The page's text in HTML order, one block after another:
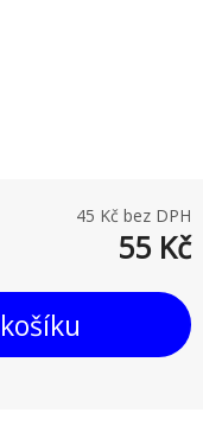
45 Kč bez DPH
55 Kč